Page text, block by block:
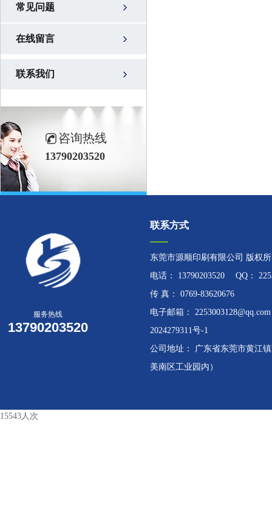
常见问题
在线留言
联系我们
咨询热线
13790203520
服务热线
13790203520
联系方式
东莞市源顺印刷有限公司 版权
电话： 13790203520 QQ：
传 真： 0769-83620676
电子邮箱：
2024279311号-1
公司地址： 广东省东莞市黄江
美南区工业园内）
15543人次